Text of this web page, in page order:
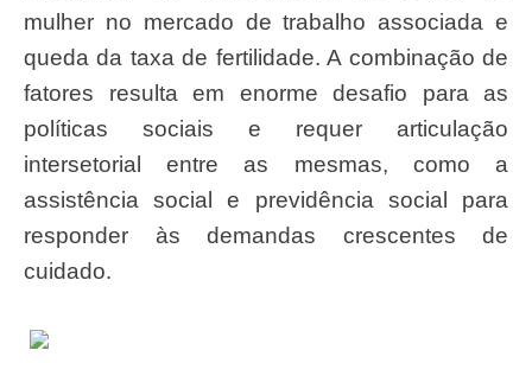
mulher no mercado de trabalho associada e
queda da taxa de fertilidade. A combinação de
fatores resulta em enorme desafio para as
políticas sociais e requer articulação
intersetorial entre as mesmas, como a
assistência social e previdência social para
responder às demandas crescentes de
cuidado.